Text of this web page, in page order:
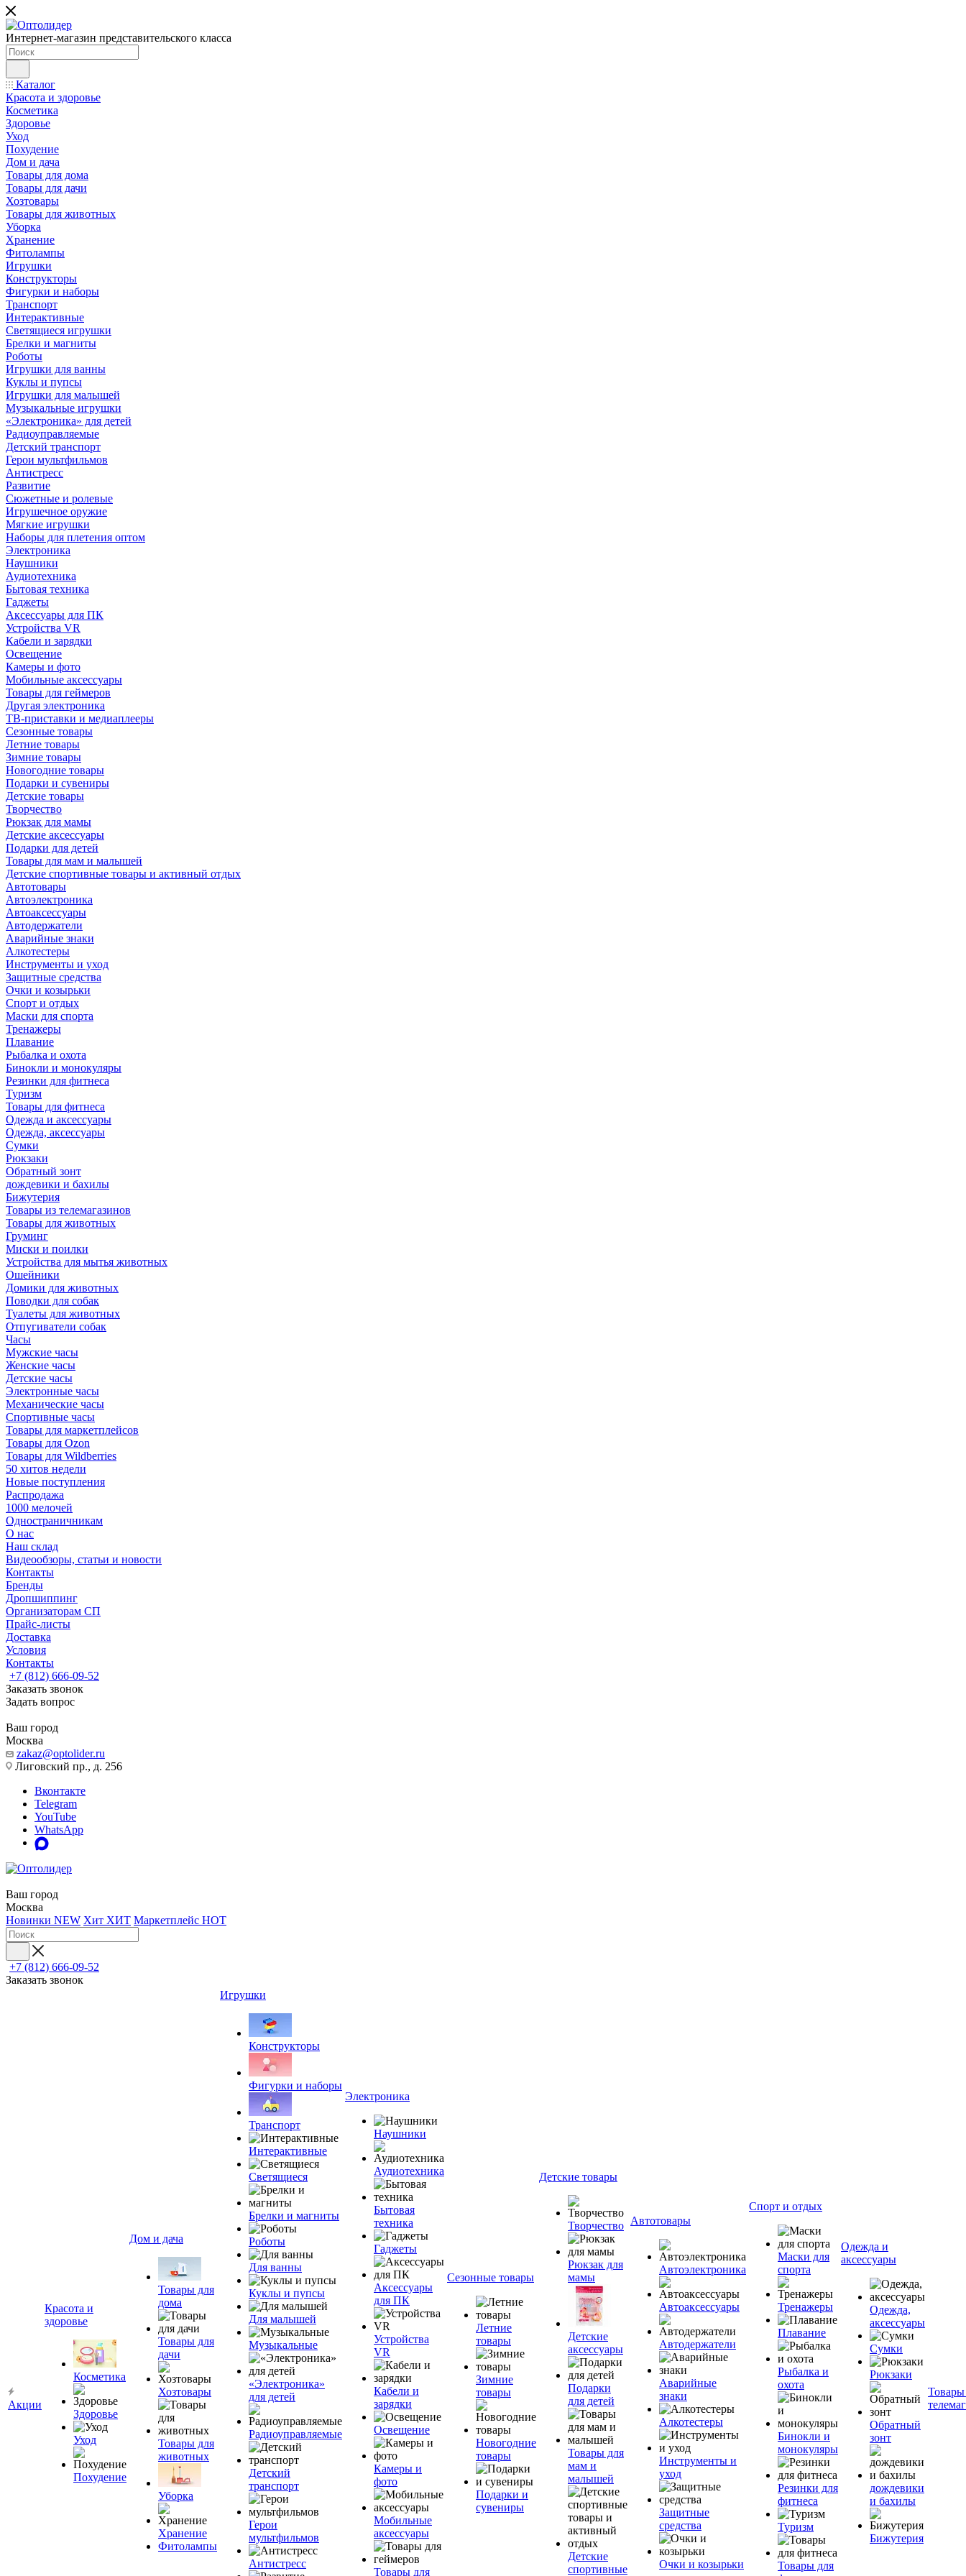
Интернет-магазин представительского класса
Каталог
Красота и здоровье
Косметика
Здоровье
Уход
Похудение
Дом и дача
Товары для дома
Товары для дачи
Хозтовары
Товары для животных
Уборка
Хранение
Фитолампы
Игрушки
Конструкторы
Фигурки и наборы
Транспорт
Интерактивные
Светящиеся игрушки
Брелки и магниты
Роботы
Игрушки для ванны
Куклы и пупсы
Игрушки для малышей
Музыкальные игрушки
«Электроника» для детей
Радиоуправляемые
Детский транспорт
Герои мультфильмов
Антистресс
Развитие
Сюжетные и ролевые
Игрушечное оружие
Мягкие игрушки
Наборы для плетения оптом
Электроника
Наушники
Аудиотехника
Бытовая техника
Гаджеты
Аксессуары для ПК
Устройства VR
Кабели и зарядки
Освещение
Камеры и фото
Мобильные аксессуары
Товары для геймеров
Другая электроника
ТВ-приставки и медиаплееры
Сезонные товары
Летние товары
Зимние товары
Новогодние товары
Подарки и сувениры
Детские товары
Творчество
Рюкзак для мамы
Детские аксессуары
Подарки для детей
Товары для мам и малышей
Детские спортивные товары и активный отдых
Автотовары
Автоэлектроника
Автоаксессуары
Автодержатели
Аварийные знаки
Алкотестеры
Инструменты и уход
Защитные средства
Очки и козырьки
Спорт и отдых
Маски для спорта
Тренажеры
Плавание
Рыбалка и охота
Бинокли и монокуляры
Резинки для фитнеса
Туризм
Товары для фитнеса
Одежда и аксессуары
Одежда, аксессуары
Сумки
Рюкзаки
Обратный зонт
дождевики и бахилы
Бижутерия
Товары из телемагазинов
Товары для животных
Груминг
Миски и поилки
Устройства для мытья животных
Ошейники
Домики для животных
Поводки для собак
Туалеты для животных
Отпугиватели собак
Часы
Мужские часы
Женские часы
Детские часы
Электронные часы
Механические часы
Спортивные часы
Товары для маркетплейсов
Товары для Ozon
Товары для Wildberries
50 хитов недели
Новые поступления
Распродажа
1000 мелочей
Одностраничникам
О нас
Наш склад
Видеообзоры, статьи и новости
Контакты
Бренды
Дропшиппинг
Организаторам СП
Прайс-листы
Доставка
Условия
Контакты
+7 (812) 666-09-52
Заказать звонок
Задать вопрос
Ваш город
Москва
zakaz@optolider.ru
Лиговский пр., д. 256
Вконтакте
Telegram
YouTube
WhatsApp
Ваш город
Москва
Новинки NEW Хит ХИТ Маркетплейс HOT
+7 (812) 666-09-52
Заказать звонок
Акции
Красота и
здоровье
Косметика
Здоровье
Уход
Похудение
Дом и дача
Товары для
дома
Товары для
дачи
Хозтовары
Товары для
животных
Уборка
Хранение
Фитолампы
Игрушки
Конструкторы
Фигурки и наборы
Транспорт
Интерактивные
Светящиеся
Брелки и магниты
Роботы
Для ванны
Куклы и пупсы
Для малышей
Музыкальные
«Электроника»
для детей
Радиоуправляемые
Детский
транспорт
Герои
мультфильмов
Антистресс
Электроника
Наушники
Аудиотехника
Бытовая
техника
Гаджеты
Аксессуары
для ПК
Устройства
VR
Кабели и
зарядки
Освещение
Камеры и
фото
Мобильные
аксессуары
Товары для
Сезонные товары
Летние
товары
Зимние
товары
Новогодние
товары
Подарки и
сувениры
Детские товары
Творчество
Рюкзак для
мамы
Детские
аксессуары
Подарки
для детей
Товары для
мам и
малышей
Детские
спортивные
Автотовары
Автоэлектроника
Автоаксессуары
Автодержатели
Аварийные
знаки
Алкотестеры
Инструменты и
уход
Защитные
средства
Очки и козырьки
Спорт и отдых
Маски для
спорта
Тренажеры
Плавание
Рыбалка и
охота
Бинокли и
монокуляры
Резинки для
фитнеса
Туризм
Товары для
Одежда и
аксессуары
Одежда,
аксессуары
Сумки
Рюкзаки
Обратный
зонт
дождевики
и бахилы
Бижутерия
Товары